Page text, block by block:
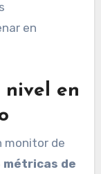
en
nivel en
monitor de
métricas de